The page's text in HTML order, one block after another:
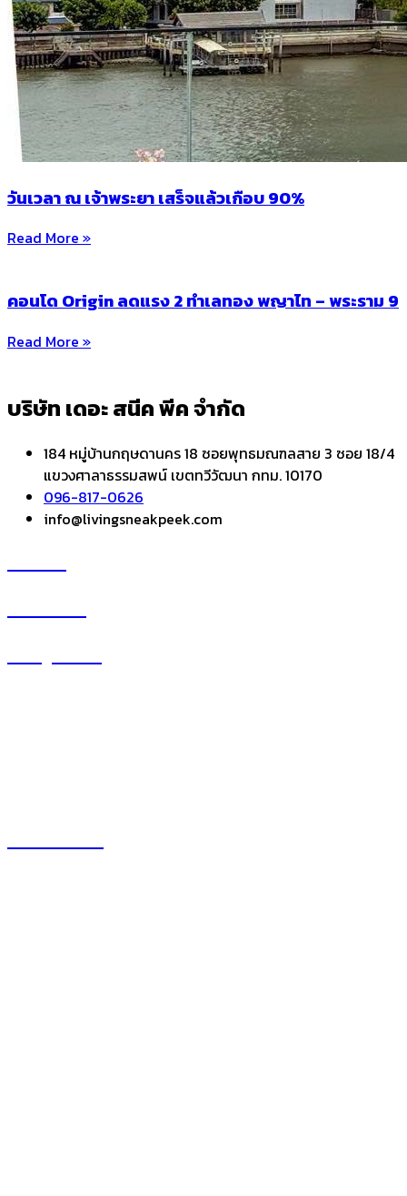
วันเวลา ณ เจ้าพระยา เสร็จแล้วเกือบ 90%
Read More »
คอนโด Origin ลดแรง 2 ทำเลทอง พญาไท – พระราม 9
Read More »
บริษัท เดอะ สนีค พีค จำกัด
184 หมู่บ้านกฤษดานคร 18 ซอยพุทธมณฑลสาย 3 ซอย 18/4
แขวงศาลาธรรมสพน์ เขตทวีวัฒนา กทม. 10170
096-817-0626
info@livingsneakpeek.com
ข่าวสารน่ารู้
แอบดูคอนโด